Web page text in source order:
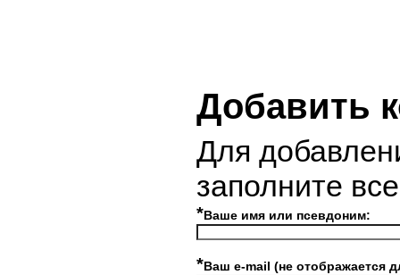
Добавить
Для
заполните
*Ваше имя или псевдоним:
*Ваш e-mail (не отображается